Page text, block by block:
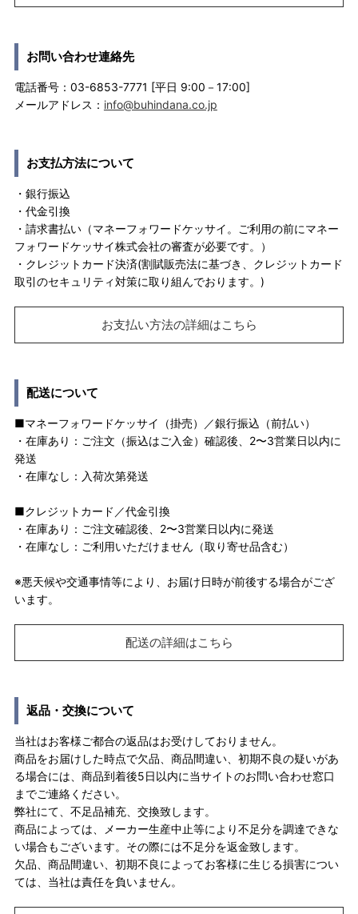
お問い合わせ連絡先
電話番号：03-6853-7771 [平日 9:00－17:00]
メールアドレス： info@buhindana.co.jp
お支払方法について
・銀行振込
・代金引換
・請求書払い（マネーフォワードケッサイ。ご利用の前にマネー
フォワードケッサイ株式会社の審査が必要です。）
・クレジットカード決済(割賦販売法に基づき、クレジットカード
取引のセキュリティ対策に取り組んでおります。)
お支払い方法の詳細はこちら
配送について
■マネーフォワードケッサイ（掛売）／銀行振込（前払い）
・在庫あり：ご注文（振込はご入金）確認後、2〜3営業日以内に
発送
・在庫なし：入荷次第発送
■クレジットカード／代金引換
・在庫あり：ご注文確認後、2〜3営業日以内に発送
・在庫なし：ご利用いただけません（取り寄せ品含む）
※悪天候や交通事情等により、お届け日時が前後する場合がござ
います。
配送の詳細はこちら
返品・交換について
当社はお客様ご都合の返品はお受けしておりません。
商品をお届けした時点で欠品、商品間違い、初期不良の疑いがあ
る場合には、商品到着後5日以内に当サイトのお問い合わせ窓口
までご連絡ください。
弊社にて、不足品補充、交換致します。
商品によっては、メーカー生産中止等により不足分を調達できな
い場合もございます。その際には不足分を返金致します。
欠品、商品間違い、初期不良によってお客様に生じる損害につい
ては、当社は責任を負いません。